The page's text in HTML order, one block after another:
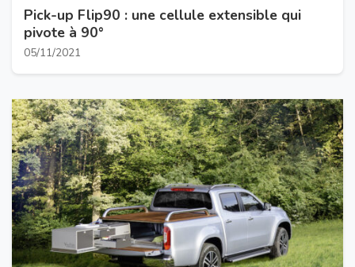
Pick-up Flip90 : une cellule extensible qui
pivote à 90°
05/11/2021